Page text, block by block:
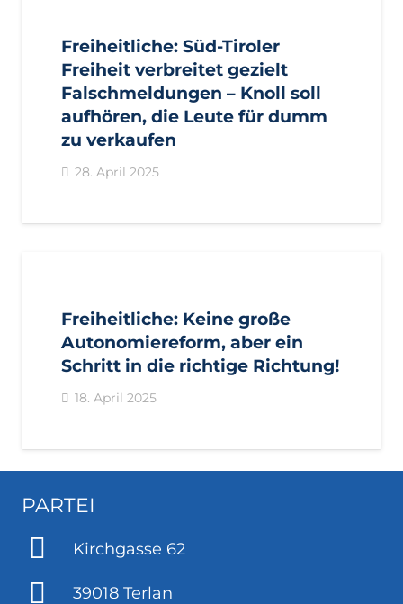
Freiheitliche: Süd-Tiroler
Freiheit verbreitet gezielt
Falschmeldungen – Knoll soll
aufhören, die Leute für dumm
zu verkaufen
28. April 2025
Freiheitliche: Keine große
Autonomiereform, aber ein
Schritt in die richtige Richtung!
18. April 2025
PARTEI
Kirchgasse 62
39018 Terlan